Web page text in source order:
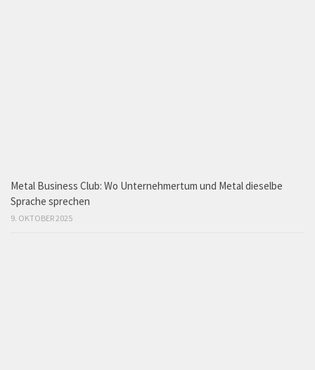
Metal Business Club: Wo Unternehmertum und Metal dieselbe
Sprache sprechen
9. OKTOBER 2025